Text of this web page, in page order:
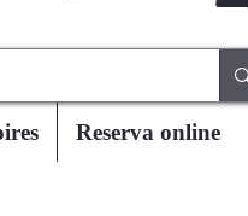
Reserva online